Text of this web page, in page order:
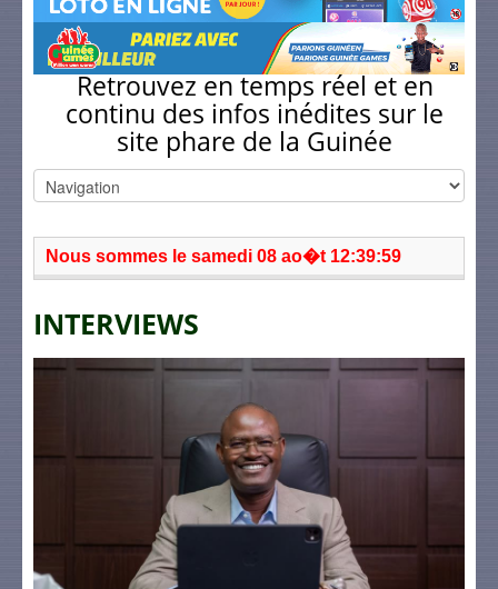
Retrouvez en temps réel et en
continu des infos inédites sur le
site phare de la Guinée
Nous sommes le samedi 08 ao�t 12:39:59
INTERVIEWS